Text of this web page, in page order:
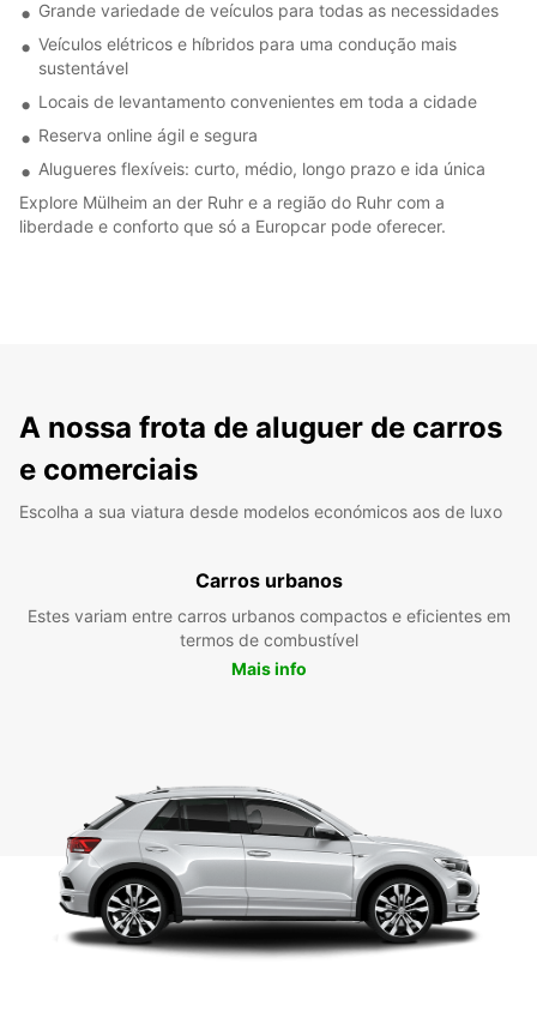
Grande variedade de veículos para todas as necessidades
Veículos elétricos e híbridos para uma condução mais
sustentável
Locais de levantamento convenientes em toda a cidade
Reserva online ágil e segura
Alugueres flexíveis: curto, médio, longo prazo e ida única
Explore Mülheim an der Ruhr e a região do Ruhr com a
liberdade e conforto que só a Europcar pode oferecer.
A nossa frota de aluguer de carros
e comerciais
Escolha a sua viatura desde modelos económicos aos de luxo
Carros urbanos
Estes variam entre carros urbanos compactos e eficientes em
termos de combustível
Mais info